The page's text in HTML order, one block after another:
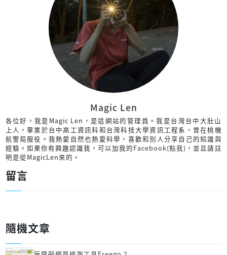
Magic Len
各位好，我是Magic Len，是這網站的管理員。我是台灣台中大肚山
上人，畢業於台中高工資訊科和台灣科技大學資訊工程系，曾在桃機
航警局服役。我熱愛自然也熱愛科學，喜歡和別人分享自己的知識與
經驗。如果你有興趣認識我，可以加我的Facebook(點我) ，並且請註
明是從MagicLen來的。
留言
隨機文章